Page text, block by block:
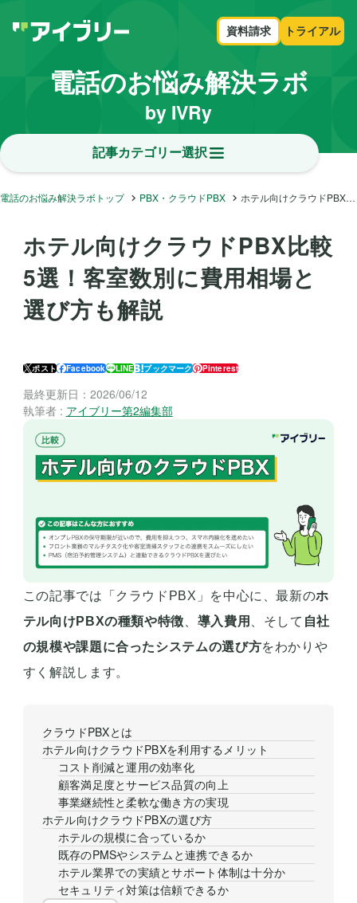
資料請求 トライアル
電話のお悩み解決ラボ
by IVRy
記事カテゴリー選択
電話のお悩み解決ラボトップ PBX・クラウドPBX ホテル向けクラウドPBX比較5選！客室数別に費用相場と選び方も解説
ホテル向けクラウドPBX比較
5選！客室数別に費用相場と
選び方も解説
ポスト Facebook LINE ブックマーク Pinterest
最終更新日： 2026/06/12
執筆者 : アイブリー第2編集部
この記事では「クラウドPBX」を中心に、最新のホ
テル向けPBXの種類や特徴
導入費用 、そして 自社
の規模や課題に合ったシステムの選び方をわかりや
すく解説します。
クラウドPBXとは
ホテル向けクラウドPBXを利用するメリット
コスト削減と運用の効率化
顧客満足度とサービス品質の向上
事業継続性と柔軟な働き方の実現
ホテル向けクラウドPBXの選び方
ホテルの規模に合っているか
既存のPMSやシステムと連携できるか
ホテル業界での実績とサポート体制は十分か
セキュリティ対策は信頼できるか